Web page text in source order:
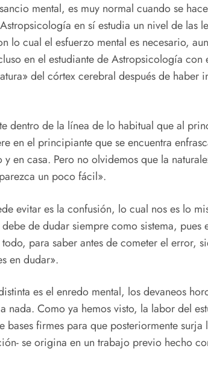
mental, es muy normal cuando se
en sí estudia un nivel de las
lo cual el esfuerzo mental es necesario,
en el estudiante de Astropsicología
del córtex cerebral después de haber
dentro de la línea de lo habitual que al
en el principiante que se encuentra
y en casa. Pero no olvidemos que la
un poco fácil».
evitar es la confusión, lo cual nos es lo
de dudar siempre como sistema, pues
para saber antes de cometer el error,
en dudar».
es el enredo mental, los devaneos
nada. Como ya hemos visto, la labor del
bases firmes para que posteriormente
se origina en un trabajo previo hecho